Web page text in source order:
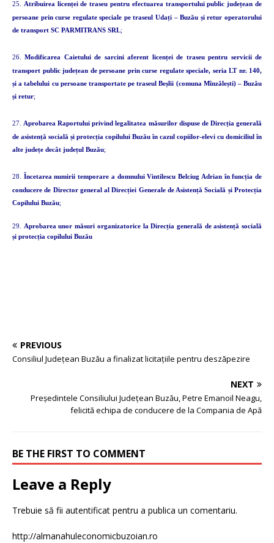
25. Atribuirea licenței de traseu pentru efectuarea transportului public județean de
persoane prin curse regulate speciale pe traseul Udați – Buzău și retur operatorului
de transport SC PARMITRANS SRL;
26. Modificarea Caietului de sarcini aferent licenței de traseu pentru servicii de
transport public județean de persoane prin curse regulate speciale, seria LT nr. 140,
și a tabelului cu persoane transportate pe traseul Beșlii (comuna Mînzălești) – Buzău
și retur;
27. Aprobarea Raportului privind legalitatea măsurilor dispuse de Direcția generală
de asistență socială și protecția copilului Buzău în cazul copiilor-elevi cu domiciliul în
alte județe decât județul Buzău;
28. Încetarea numirii temporare a domnului Vintilescu Belciug Adrian în funcția de
conducere de Director general al Direcției Generale de Asistență Socială și Protecția
Copilului Buzău;
29. Aprobarea unor măsuri organizatorice la Direcția generală de asistență socială
și protecția copilului Buzău
PREVIOUS
Consiliul Județean Buzău a finalizat licitațiile pentru deszăpezire
NEXT
Președintele Consiliului Județean Buzău, Petre Emanoil Neagu,
felicită echipa de conducere de la Compania de Apă
BE THE FIRST TO COMMENT
Leave a Reply
Trebuie să fii autentificat pentru a publica un comentariu.
http://almanahuleconomicbuzoian.ro